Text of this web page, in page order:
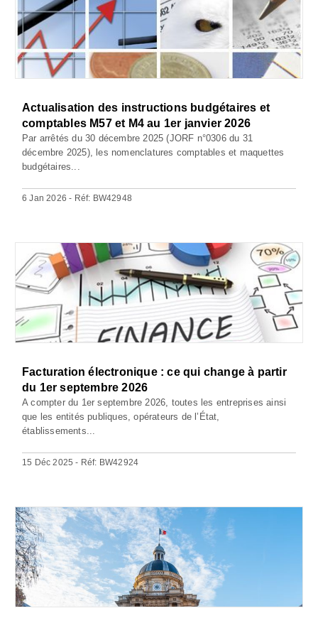
Actualisation des instructions budgétaires et
comptables M57 et M4 au 1er janvier 2026
Par arrêtés du 30 décembre 2025 (JORF n°0306 du 31
décembre 2025), les nomenclatures comptables et maquettes
budgétaires...
6 Jan 2026 - Réf: BW42948
Facturation électronique : ce qui change à partir
du 1er septembre 2026
A compter du 1er septembre 2026, toutes les entreprises ainsi
que les entités publiques, opérateurs de l’État,
établissements...
15 Déc 2025 - Réf: BW42924